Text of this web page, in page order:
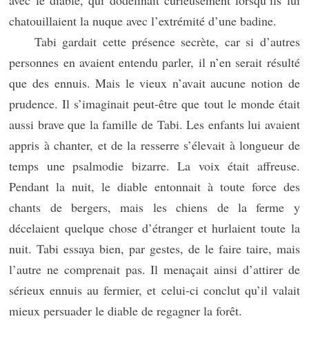
chatouillaient la nuque avec l’extrémité d’une badine.
Tabi gardait cette présence secrète, car si d’autres
personnes en avaient entendu parler, il n’en serait résulté
que des ennuis. Mais le vieux n’avait aucune notion de
prudence. Il s’imaginait peut-être que tout le monde était
aussi brave que la famille de Tabi. Les enfants lui avaient
appris à chanter, et de la resserre s’élevait à longueur de
temps une psalmodie bizarre. La voix était affreuse.
Pendant la nuit, le diable entonnait à toute force des
chants de bergers, mais les chiens de la ferme y
décelaient quelque chose d’étranger et hurlaient toute la
nuit. Tabi essaya bien, par gestes, de le faire taire, mais
l’autre ne comprenait pas. Il menaçait ainsi d’attirer de
sérieux ennuis au fermier, et celui-ci conclut qu’il valait
mieux persuader le diable de regagner la forêt.